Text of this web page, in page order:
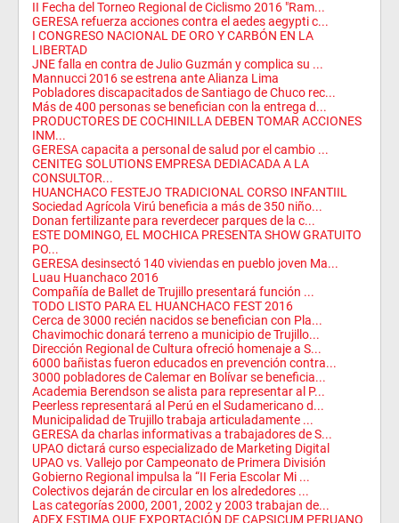
II Fecha del Torneo Regional de Ciclismo 2016 "Ram...
GERESA refuerza acciones contra el aedes aegypti c...
I CONGRESO NACIONAL DE ORO Y CARBÓN EN LA
LIBERTAD
JNE falla en contra de Julio Guzmán y complica su ...
Mannucci 2016 se estrena ante Alianza Lima
Pobladores discapacitados de Santiago de Chuco rec...
Más de 400 personas se benefician con la entrega d...
PRODUCTORES DE COCHINILLA DEBEN TOMAR ACCIONES
INM...
GERESA capacita a personal de salud por el cambio ...
CENITEG SOLUTIONS EMPRESA DEDIACADA A LA
CONSULTOR...
HUANCHACO FESTEJO TRADICIONAL CORSO INFANTIIL
Sociedad Agrícola Virú beneficia a más de 350 niño...
Donan fertilizante para reverdecer parques de la c...
ESTE DOMINGO, EL MOCHICA PRESENTA SHOW GRATUITO
PO...
GERESA desinsectó 140 viviendas en pueblo joven Ma...
Luau Huanchaco 2016
Compañía de Ballet de Trujillo presentará función ...
TODO LISTO PARA EL HUANCHACO FEST 2016
Cerca de 3000 recién nacidos se benefician con Pla...
Chavimochic donará terreno a municipio de Trujillo...
Dirección Regional de Cultura ofreció homenaje a S...
6000 bañistas fueron educados en prevención contra...
3000 pobladores de Calemar en Bolívar se beneficia...
Academia Berendson se alista para representar al P...
Peerless representará al Perú en el Sudamericano d...
Municipalidad de Trujillo trabaja articuladamente ...
GERESA da charlas informativas a trabajadores de S...
UPAO dictará curso especializado de Marketing Digital
UPAO vs. Vallejo por Campeonato de Primera División
Gobierno Regional impulsa la “II Feria Escolar Mi ...
Colectivos dejarán de circular en los alrededores ...
Las categorías 2000, 2001, 2002 y 2003 trabajan de...
ADEX ESTIMA QUE EXPORTACIÓN DE CAPSICUM PERUANO